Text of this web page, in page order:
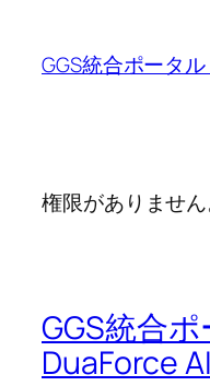
GGS統合ポータ
権限がありません
GGS統合
DuaForce